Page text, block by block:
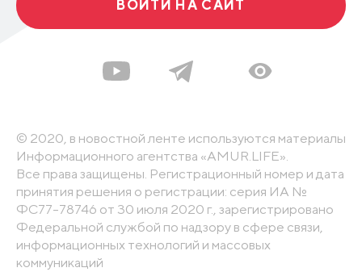
ВОЙТИ НА САЙТ
© 2020, в новостной ленте используются материалы
Информационного агентства «AMUR.LIFE».
Все права защищены. Регистрационный номер и дата
принятия решения о регистрации: серия ИА №
ФС77-78746 от 30 июля 2020 г., зарегистрировано
Федеральной службой по надзору в сфере связи,
информационных технологий и массовых
коммуникаций